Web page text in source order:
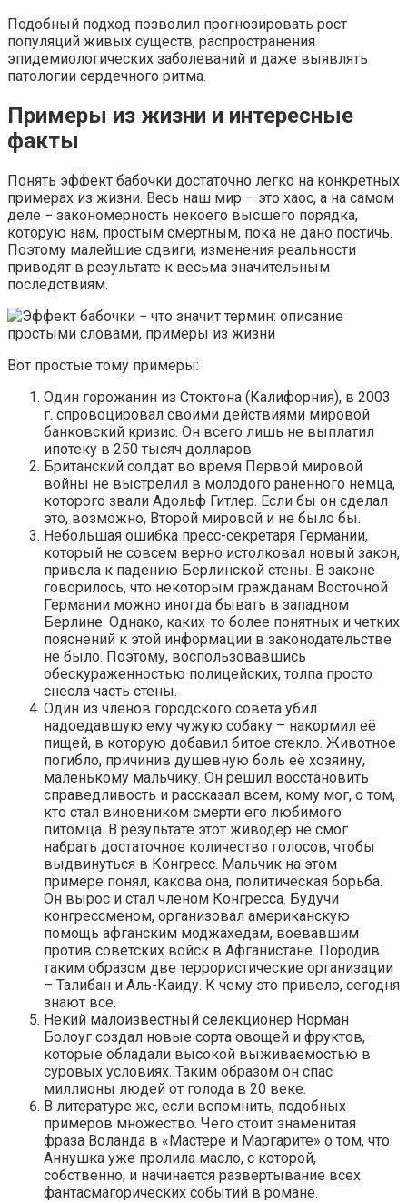
Подобный подход позволил прогнозировать рост
популяций живых существ, распространения
эпидемиологических заболеваний и даже выявлять
патологии сердечного ритма.
Примеры из жизни и интересные
факты
Понять эффект бабочки достаточно легко на конкретных
примерах из жизни. Весь наш мир – это хаос, а на самом
деле − закономерность некоего высшего порядка,
которую нам, простым смертным, пока не дано постичь.
Поэтому малейшие сдвиги, изменения реальности
приводят в результате к весьма значительным
последствиям.
Вот простые тому примеры:
Один горожанин из Стоктона (Калифорния), в 2003
г. спровоцировал своими действиями мировой
банковский кризис. Он всего лишь не выплатил
ипотеку в 250 тысяч долларов.
Британский солдат во время Первой мировой
войны не выстрелил в молодого раненного немца,
которого звали Адольф Гитлер. Если бы он сделал
это, возможно, Второй мировой и не было бы.
Небольшая ошибка пресс-секретаря Германии,
который не совсем верно истолковал новый закон,
привела к падению Берлинской стены. В законе
говорилось, что некоторым гражданам Восточной
Германии можно иногда бывать в западном
Берлине. Однако, каких-то более понятных и четких
пояснений к этой информации в законодательстве
не было. Поэтому, воспользовавшись
обескураженностью полицейских, толпа просто
снесла часть стены.
Один из членов городского совета убил
надоедавшую ему чужую собаку – накормил её
пищей, в которую добавил битое стекло. Животное
погибло, причинив душевную боль её хозяину,
маленькому мальчику. Он решил восстановить
справедливость и рассказал всем, кому мог, о том,
кто стал виновником смерти его любимого
питомца. В результате этот живодер не смог
набрать достаточное количество голосов, чтобы
выдвинуться в Конгресс. Мальчик на этом
примере понял, какова она, политическая борьба.
Он вырос и стал членом Конгресса. Будучи
конгрессменом, организовал американскую
помощь афганским моджахедам, воевавшим
против советских войск в Афганистане. Породив
таким образом две террористические организации
– Талибан и Аль-Каиду. К чему это привело, сегодня
знают все.
Некий малоизвестный селекционер Норман
Болоуг создал новые сорта овощей и фруктов,
которые обладали высокой выживаемостью в
суровых условиях. Таким образом он спас
миллионы людей от голода в 20 веке.
В литературе же, если вспомнить, подобных
примеров множество. Чего стоит знаменитая
фраза Воланда в «Мастере и Маргарите» о том, что
Аннушка уже пролила масло, с которой,
собственно, и начинается развертывание всех
фантасмагорических событий в романе.